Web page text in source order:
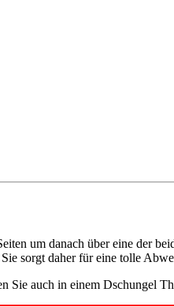
um danach über eine der
sorgt daher für eine tolle
Sie auch in einem Dschungel